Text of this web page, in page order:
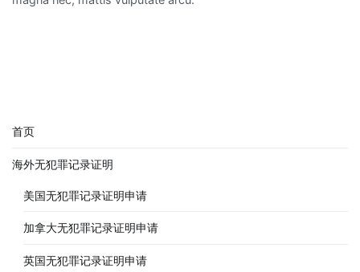
首页
海外无犯罪记录证明
美国无犯罪记录证明申请
加拿大无犯罪记录证明申请
英国无犯罪记录证明申请